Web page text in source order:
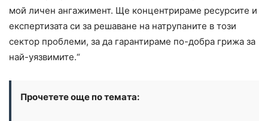
мой личен ангажимент. Ще концентрираме ресурсите и
експертизата си за решаване на натрупаните в този
сектор проблеми, за да гарантираме по-добра грижа за
най-уязвимите.“
Прочетете още по темата: